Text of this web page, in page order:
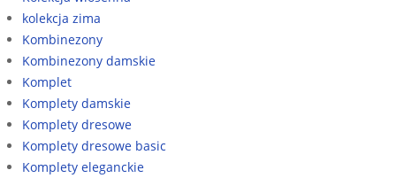
kolekcja zima
Kombinezony
Kombinezony damskie
Komplet
Komplety damskie
Komplety dresowe
Komplety dresowe basic
Komplety eleganckie